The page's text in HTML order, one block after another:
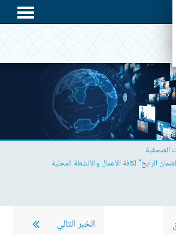
الصحفية
الرابح" لكافة الأعمال والأنشطة المحلية
الخبر التالي